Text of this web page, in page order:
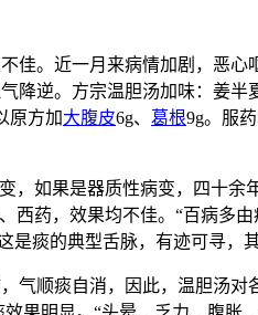
佳。近一月来病情加剧，恶
逆。方宗温胆汤加味：姜半夏
原方加大腹皮6g、 葛根9g。服
，如果是器质性病变，四十
药，效果均不佳。“百病多由
痰的典型舌脉，有迹可寻，其
气顺痰自消，因此，温胆汤对